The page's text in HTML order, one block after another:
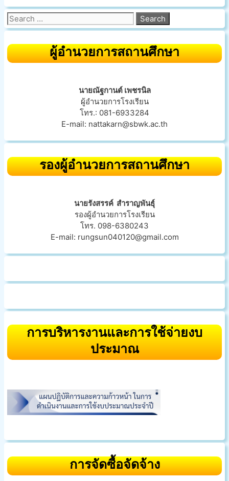
Search
for:
ผู้อำนวยการสถานศึกษา
นายณัฐกานต์ เพชรนิล
ผู้อำนวยการโรงเรียน
โทร.: 081-6933284
E-mail: nattakarn@sbwk.ac.th
รองผู้อำนวยการสถานศึกษา
นายรังสรรค์ สำราญพันธุ์
รองผู้อำนวยการโรงเรียน
โทร. 098-6380243
E-mail: rungsun040120@gmail.com
การบริหารงานและการใช้จ่ายงบ
ประมาณ
การจัดซื้อจัดจ้าง